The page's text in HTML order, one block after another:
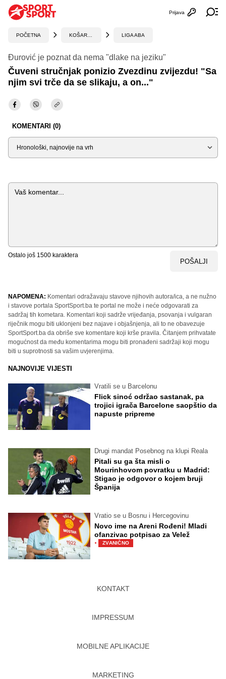
Otvori
Prijava
POČETNA LIGA ABA
Đurović je poznat da nema "dlake na jeziku"
Čuveni stručnjak ponizio Zvezdinu zvijezdu! "Sa
njim svi trče da se slikaju, a on..."
KOMENTARI (0)
Sortiraj
Komentar
Ostalo još 1500 karaktera
POŠALJI
NAPOMENA: Komentari odražavaju stavove njihovih autora/ica, a ne nužno
i stavove portala SportSport.ba te portal ne može i neće odgovarati za
sadržaj tih kometara. Komentari koji sadrže vrijeđanja, psovanja i vulgaran
riječnik mogu biti uklonjeni bez najave i objašnjenja, ali to ne obavezuje
SportSport.ba da obriše sve komentare koji krše pravila. Čitanjem prihvatate
mogućnost da među komentarima mogu biti pronađeni sadržaji koji mogu
biti u suprotnosti sa vašim uvjerenjima.
NAJNOVIJE VIJESTI
Vratili se u Barcelonu
Flick sinoć održao sastanak, pa
trojici igrača Barcelone saopštio da
napuste pripreme
Drugi mandat Posebnog na klupi Reala
Pitali su ga šta misli o
Mourinhovom povratku u Madrid:
Stigao je odgovor o kojem bruji
Španija
Vratio se u Bosnu i Hercegovinu
Novo ime na Areni Rođeni! Mladi
ofanzivac potpisao za Velež
· ZVANIČNO
KONTAKT
IMPRESSUM
MOBILNE APLIKACIJE
MARKETING